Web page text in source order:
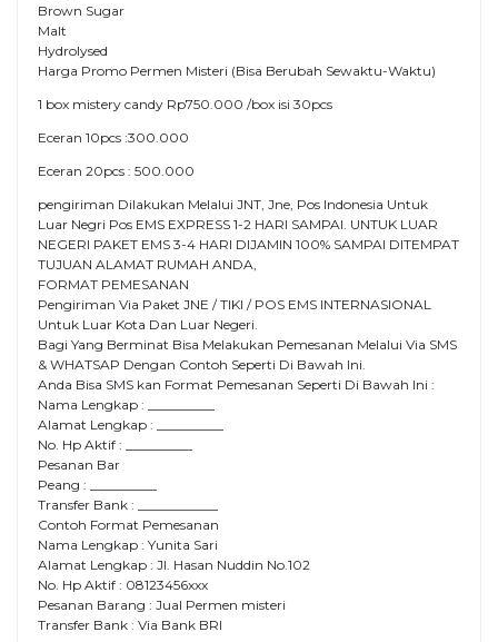
Brown Sugar
Malt
Hydrolysed
Harga Promo Permen Misteri (Bisa Berubah Sewaktu-Waktu)
1 box mistery candy Rp750.000 /box isi 30pcs
Eceran 10pcs :300.000
Eceran 20pcs : 500.000
pengiriman Dilakukan Melalui JNT, Jne, Pos Indonesia Untuk
Luar Negri Pos EMS EXPRESS 1-2 HARI SAMPAI. UNTUK LUAR
NEGERI PAKET EMS 3-4 HARI DIJAMIN 100% SAMPAI DITEMPAT
TUJUAN ALAMAT RUMAH ANDA,
FORMAT PEMESANAN
Pengiriman Via Paket JNE / TIKI / POS EMS INTERNASIONAL
Untuk Luar Kota Dan Luar Negeri.
Bagi Yang Berminat Bisa Melakukan Pemesanan Melalui Via SMS
& WHATSAP Dengan Contoh Seperti Di Bawah Ini.
Anda Bisa SMS kan Format Pemesanan Seperti Di Bawah Ini :
Nama Lengkap : __________
Alamat Lengkap : __________
No. Hp Aktif : __________
Pesanan Bar
Peang : __________
Transfer Bank : ____________
Contoh Format Pemesanan
Nama Lengkap : Yunita Sari
Alamat Lengkap : Jl. Hasan Nuddin No.102
No. Hp Aktif : 08123456xxx
Pesanan Barang : Jual Permen misteri
Transfer Bank : Via Bank BRI